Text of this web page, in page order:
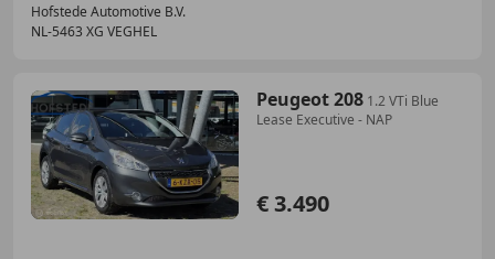
Hofstede Automotive B.V.
NL-5463 XG VEGHEL
Peugeot 208 1.2 VTi Blue
Lease Executive - NAP
€ 3.490